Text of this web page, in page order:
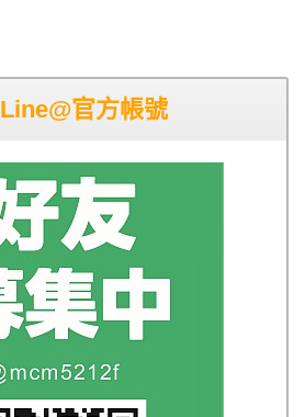
官方帳號